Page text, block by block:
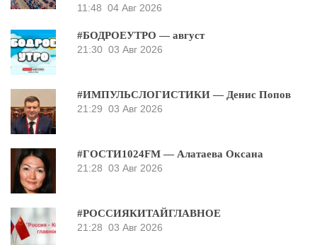
11:48 04 Авг 2026
#БОДРОЕУТРО — август
21:30 03 Авг 2026
#ИМПУЛЬСЛОГИСТИКИ — Денис Попов
21:29 03 Авг 2026
#ГОСТИ1024FM — Алатаева Оксана
21:28 03 Авг 2026
#РОССИЯКИТАЙГЛАВНОЕ
21:28 03 Авг 2026